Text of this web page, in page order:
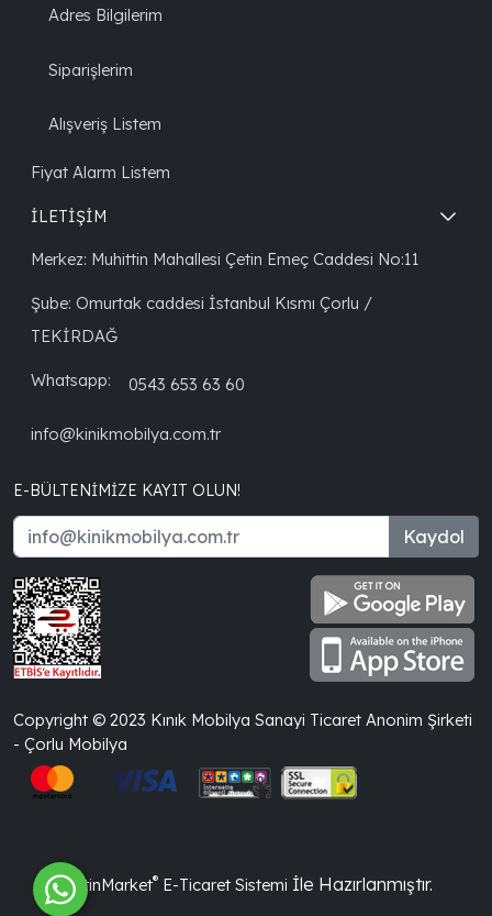
Adres Bilgilerim
Siparişlerim
Alışveriş Listem
Fiyat Alarm Listem
İLETİŞİM
Merkez: Muhittin Mahallesi Çetin Emeç Caddesi No:11
Şube: Omurtak caddesi İstanbul Kısmı Çorlu /
TEKİRDAĞ
Whatsapp: 0543 653 63 60
info@kinikmobilya.com.tr
E-BÜLTENIMIZE KAYIT OLUN!
Kaydol
Copyright © 2023 Kınık Mobilya Sanayi Ticaret Anonim Şirketi
- Çorlu Mobilya
PlatinMarket® E-Ticaret Sistemi İle Hazırlanmıştır.